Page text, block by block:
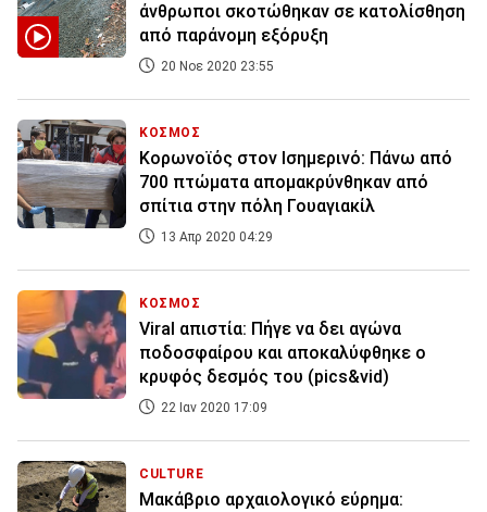
άνθρωποι σκοτώθηκαν σε κατολίσθηση
από παράνομη εξόρυξη
20 Νοε 2020 23:55
ΚΟΣΜΟΣ
Κορωνοϊός στον Ισημερινό: Πάνω από
700 πτώματα απομακρύνθηκαν από
σπίτια στην πόλη Γουαγιακίλ
13 Απρ 2020 04:29
ΚΟΣΜΟΣ
Viral απιστία: Πήγε να δει αγώνα
ποδοσφαίρου και αποκαλύφθηκε ο
κρυφός δεσμός του (pics&vid)
22 Ιαν 2020 17:09
CULTURE
Μακάβριο αρχαιολογικό εύρημα: